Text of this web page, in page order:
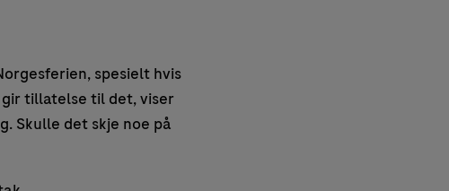
spesielt hvis
tillatelse til det, viser
Skulle det skje noe på